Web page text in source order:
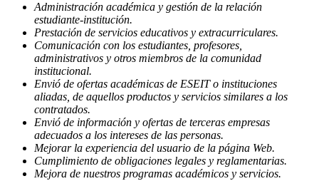
Administración académica y gestión de la relación
estudiante-institución.
Prestación de servicios educativos y extracurriculares.
Comunicación con los estudiantes, profesores,
administrativos y otros miembros de la comunidad
institucional.
Envió de ofertas académicas de ESEIT o instituciones
aliadas, de aquellos productos y servicios similares a los
contratados.
Envió de información y ofertas de terceras empresas
adecuados a los intereses de las personas.
Mejorar la experiencia del usuario de la página Web.
Cumplimiento de obligaciones legales y reglamentarias.
Mejora de nuestros programas académicos y servicios.